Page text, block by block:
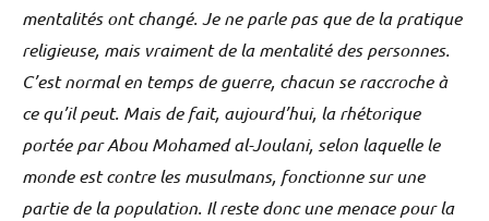
mentalités ont changé. Je ne parle pas que de la pratique
religieuse, mais vraiment de la mentalité des personnes.
C’est normal en temps de guerre, chacun se raccroche à
ce qu’il peut. Mais de fait, aujourd’hui, la rhétorique
portée par Abou Mohamed al-Joulani, selon laquelle le
monde est contre les musulmans, fonctionne sur une
partie de la population. Il reste donc une menace pour la